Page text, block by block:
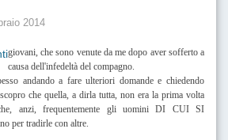
2014
giovani, che sono venute da me dopo aver sofferto a
causa dell'infedeltà del compagno.
andando a fare ulteriori domande e chiedendo
che quella, a dirla tutta, non era la prima volta
anzi, frequentemente gli uomini DI CUI SI
per tradirle con altre.